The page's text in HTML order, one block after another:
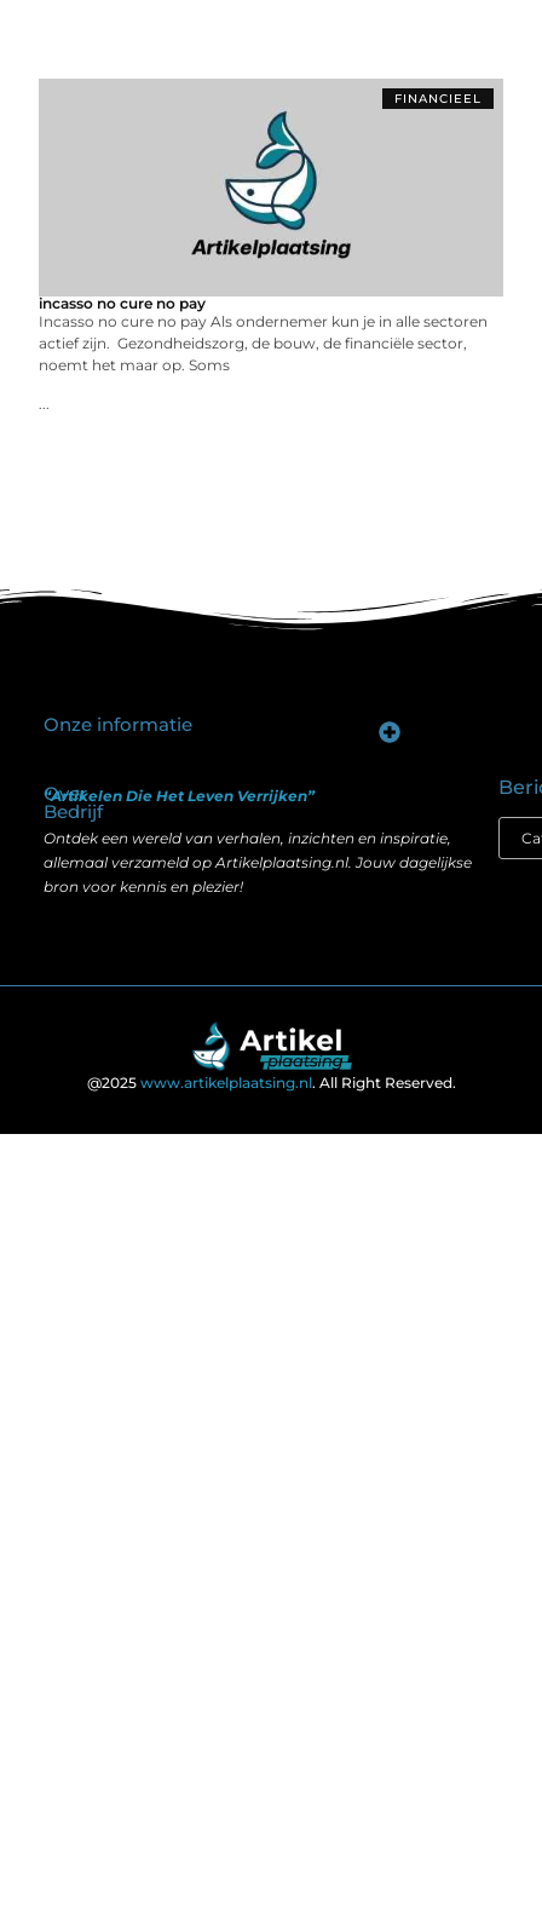
FINANCIEEL
incasso no cure no pay
Incasso no cure no pay Als ondernemer kun je in alle sectoren
actief zijn. Gezondheidszorg, de bouw, de financiële sector,
noemt het maar op. Soms
...
Over
Bedrijf
“Artikelen Die Het Leven Verrijken”
Ontdek een wereld van verhalen, inzichten en inspiratie,
allemaal verzameld op Artikelplaatsing.nl. Jouw dagelijkse
bron voor kennis en plezier!
Onze informatie
@2025 www.artikelplaatsing.nl. All Right Reserved.